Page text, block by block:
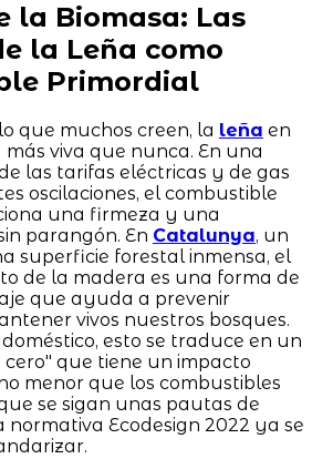
la Biomasa: Las
la Leña como
Primordial
que muchos creen, la leña en
más viva que nunca. En una
las tarifas eléctricas y de gas
oscilaciones, el combustible
una firmeza y una
parangón. En Catalunya, un
superficie forestal inmensa, el
de la madera es una forma de
que ayuda a prevenir
vivos nuestros bosques.
esto se traduce en un
que tiene un impacto
menor que los combustibles
se sigan unas pautas de
normativa Ecodesign 2022 ya se